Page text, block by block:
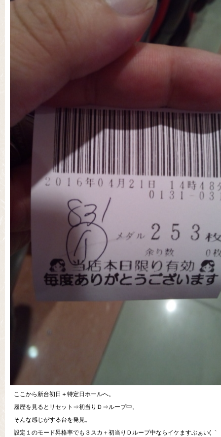
ここから新台初日＋特定日ホールへ。
履歴を見るとリセット⇒初当りＤ⇒ループ中。
そんな感じがする台を発見。
設定１のモード昇格率でも３スカ＋初当りＤループ中ならイケますぶぁい( ｀